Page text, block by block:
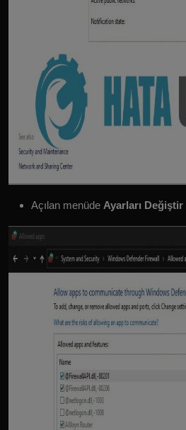
Açılan menüde Ayarları Değiştir